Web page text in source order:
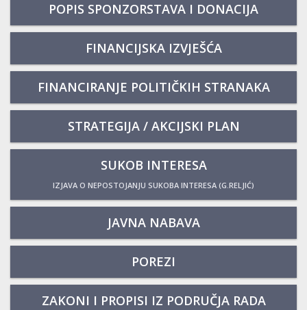
POPIS SPONZORSTAVA I DONACIJA
FINANCIJSKA IZVJEŠĆA
FINANCIRANJE POLITIČKIH STRANAKA
STRATEGIJA / AKCIJSKI PLAN
SUKOB INTERESA
IZJAVA O NEPOSTOJANJU SUKOBA INTERESA (G.RELJIĆ)
JAVNA NABAVA
POREZI
ZAKONI I PROPISI IZ PODRUČJA RADA